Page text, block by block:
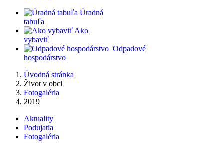
Úradná
tabuľa
Ako
vybaviť
Odpadové
hospodárstvo
Úvodná stránka
Život v obci
Fotogaléria
2019
Aktuality
Podujatia
Fotogaléria